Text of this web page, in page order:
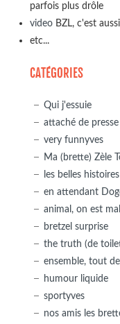
parfois plus drôle
videoBZL, c'est
etc...
CATÉGORIES
Qui j'essuie
attaché de
very funnyves
Ma (brette) Zèle
les belles
en attendant
animal, on est mal
bretzel surprise
the truth (de
ensemble, tout
humour liquide
sportyves
nos amis les